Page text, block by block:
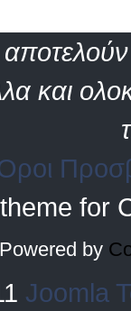
και
for
Powered by
Joomla